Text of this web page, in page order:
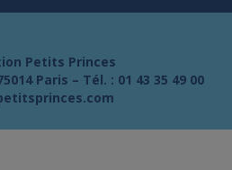
Petits Princes
Paris – Tél. : 01 43 35 49 00